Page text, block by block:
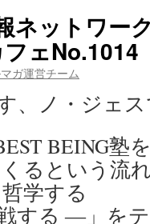
ネットワー
ェNo.1014
ガ運営チーム
、ノ・ジェ
BEING塾
るという流
哲学する
する ―」を